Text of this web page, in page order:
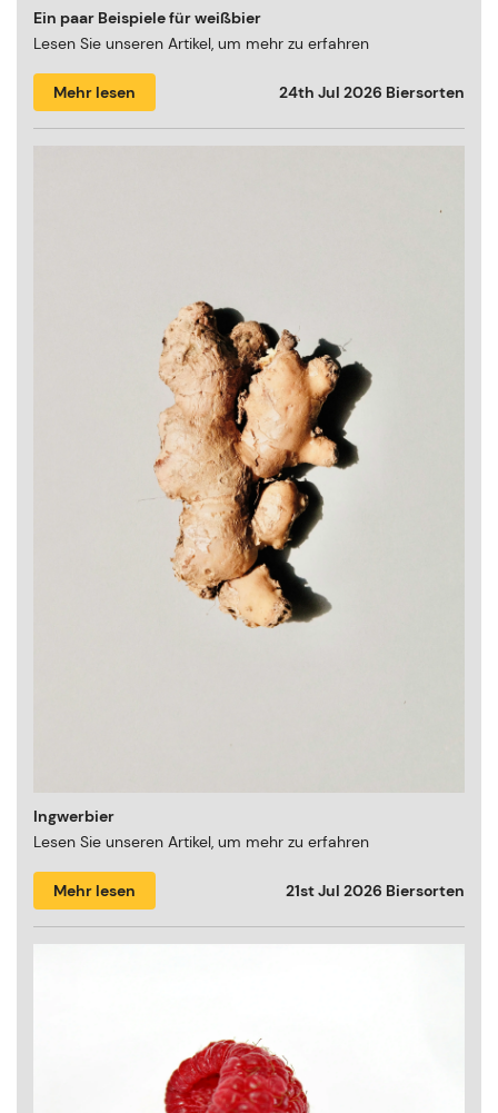
Ein paar Beispiele für weißbier
Lesen Sie unseren Artikel, um mehr zu erfahren
Mehr lesen 24th Jul 2026 Biersorten
Ingwerbier
Lesen Sie unseren Artikel, um mehr zu erfahren
Mehr lesen 21st Jul 2026 Biersorten